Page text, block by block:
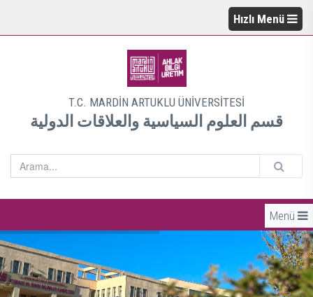
Hızlı Menü
T.C. MARDİN ARTUKLU ÜNİVERSİTESİ
قسم العلوم السياسية والعلاقات الدولية
Menü